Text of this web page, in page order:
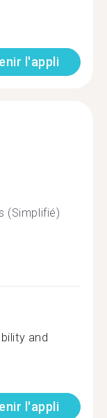
l'appli
(Simplifié)
and
l'appli